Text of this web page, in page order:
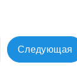
Следующая